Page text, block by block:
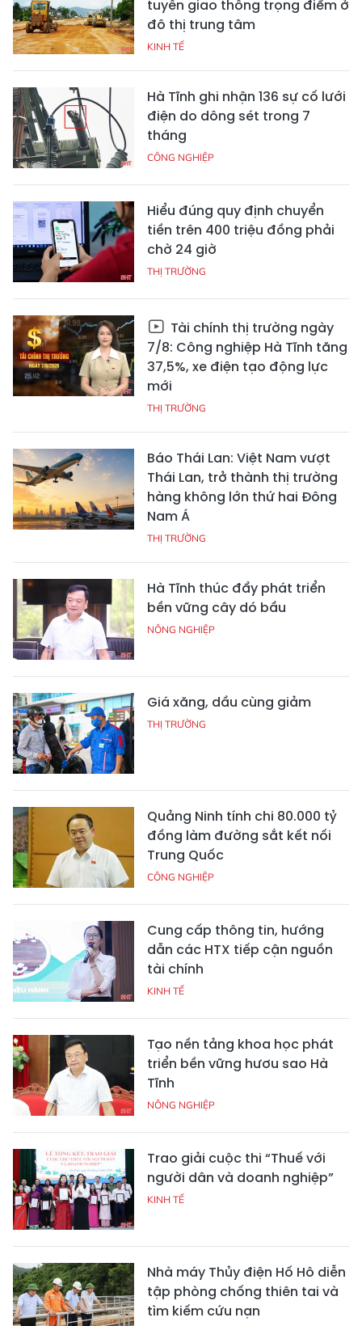
tuyến giao thông trọng điểm ở
đô thị trung tâm
KINH TẾ
Hà Tĩnh ghi nhận 136 sự cố lưới
điện do dông sét trong 7
tháng
CÔNG NGHIỆP
Hiểu đúng quy định chuyển
tiền trên 400 triệu đồng phải
chờ 24 giờ
THỊ TRƯỜNG
Tài chính thị trường ngày
7/8: Công nghiệp Hà Tĩnh tăng
37,5%, xe điện tạo động lực
mới
THỊ TRƯỜNG
Báo Thái Lan: Việt Nam vượt
Thái Lan, trở thành thị trường
hàng không lớn thứ hai Đông
Nam Á
THỊ TRƯỜNG
Hà Tĩnh thúc đẩy phát triển
bền vững cây dó bầu
NÔNG NGHIỆP
Giá xăng, dầu cùng giảm
THỊ TRƯỜNG
Quảng Ninh tính chi 80.000 tỷ
đồng làm đường sắt kết nối
Trung Quốc
CÔNG NGHIỆP
Cung cấp thông tin, hướng
dẫn các HTX tiếp cận nguồn
tài chính
KINH TẾ
Tạo nền tảng khoa học phát
triển bền vững hươu sao Hà
Tĩnh
NÔNG NGHIỆP
Trao giải cuộc thi “Thuế với
người dân và doanh nghiệp”
KINH TẾ
Nhà máy Thủy điện Hố Hô diễn
tập phòng chống thiên tai và
tìm kiếm cứu nạn